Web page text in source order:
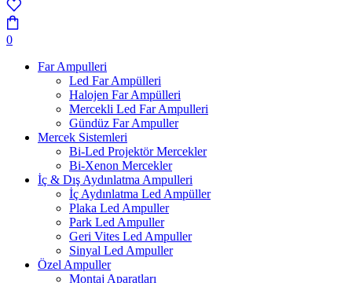
0
Far Ampulleri
Led Far Ampülleri
Halojen Far Ampülleri
Mercekli Led Far Ampulleri
Gündüz Far Ampuller
Mercek Sistemleri
Bi-Led Projektör Mercekler
Bi-Xenon Mercekler
İç & Dış Aydınlatma Ampulleri
İç Aydınlatma Led Ampüller
Plaka Led Ampuller
Park Led Ampuller
Geri Vites Led Ampuller
Sinyal Led Ampuller
Özel Ampuller
Montaj Aparatları